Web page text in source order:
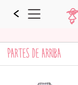
PARTES DE ARRIBA